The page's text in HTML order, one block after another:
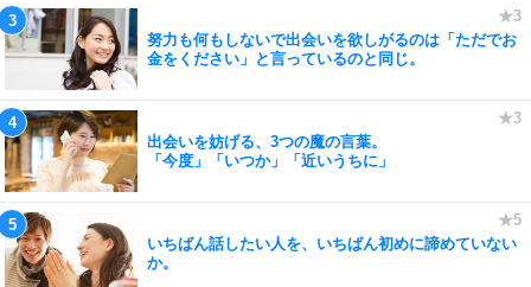
努力も何もしないで出会いを欲しがるのは「ただでお
金をください」と言っているのと同じ。
出会いを妨げる、3つの魔の言葉。
「今度」「いつか」「近いうちに」
いちばん話したい人を、いちばん初めに諦めていない
か。